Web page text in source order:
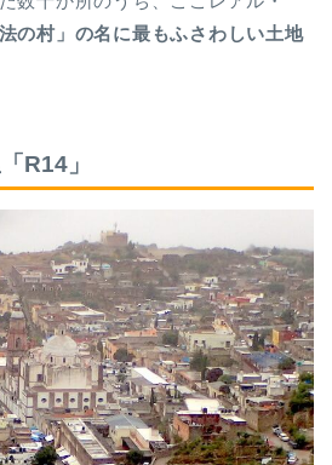
法の村」の名に最もふさわしい土地
R14」